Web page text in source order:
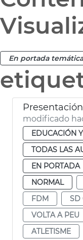
En portada temática
modificado
EDUCACIÓN
TODAS LAS
EN PORTADA
NORMAL
FDM
SD
VOLTA A PEU
ATLETISME